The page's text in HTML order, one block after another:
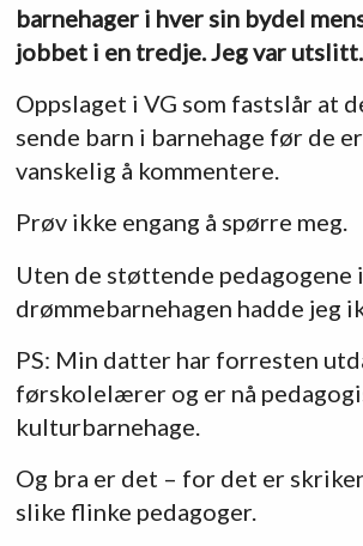
barnehager i hver sin bydel
jobbet i en tredje. Jeg var utslitt.
Oppslaget i VG som fastslår at
sende barn i barnehage før de
vanskelig å kommentere.
Prøv ikke engang å spørre meg.
Uten de støttende pedagogene i
drømmebarnehagen hadde jeg
PS: Min datter har forresten
førskolelærer og er nå
kulturbarnehage.
Og bra er det – for det er
slike flinke pedagoger.